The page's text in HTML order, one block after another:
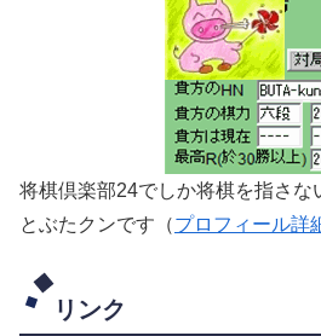
将棋倶楽部24でしか将棋を指さな
とぶたクンです（プロフィール詳
リンク